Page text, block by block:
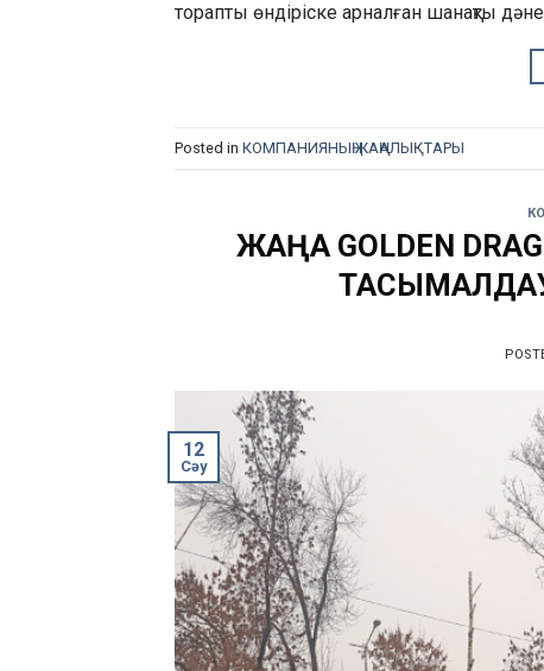
торапты өндіріске арналған шанақты
Posted in КОМПАНИЯНЫҢ ЖАҢАЛЫҚТАРЫ
ЖАҢА GOLDEN
12
Сәу